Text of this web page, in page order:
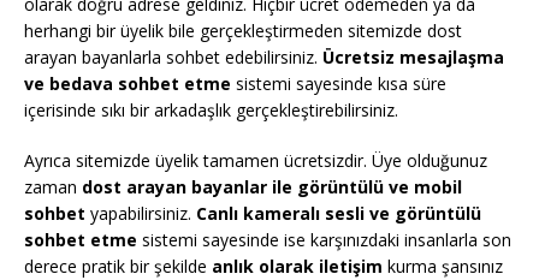
herhangi bir üyelik bile gerçekleştirmeden sitemizde dost
arayan bayanlarla sohbet edebilirsiniz. Ücretsiz mesajlaşma
ve bedava sohbet etme sistemi sayesinde kısa süre
içerisinde sıkı bir arkadaşlık gerçekleştirebilirsiniz.
Ayrıca sitemizde üyelik tamamen ücretsizdir. Üye olduğunuz
zaman dost arayan bayanlar ile görüntülü ve mobil
sohbet yapabilirsiniz. Canlı kameralı sesli ve görüntülü
sohbet etme sistemi sayesinde ise karşınızdaki insanlarla son
derece pratik bir şekilde anlık olarak iletişim kurma şansınız